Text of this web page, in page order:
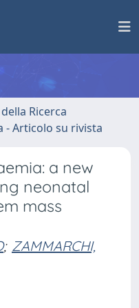
Ricerca
- Articolo su rivista
a new
neonatal
mass
; ZAMMARCHI,